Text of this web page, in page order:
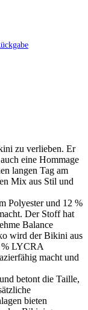
zu verlieben. Er
eine Hommage
langen Tag am
Mix aus Stil und
Polyester und 12 %
Der Stoff hat
Balance
wird der Bikini aus
% LYCRA
macht und
betont die Taille,
bieten